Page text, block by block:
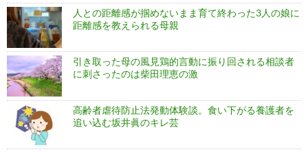
人との距離感が掴めないまま育て終わった3人の娘に
距離感を教えられる母親
引き取った母の風見鶏的言動に振り回される相談者
に刺さったのは柴田理恵の激
高齢者虐待防止法発動体験談。食い下がる養護者を
追い込む坂井眞のキレ芸